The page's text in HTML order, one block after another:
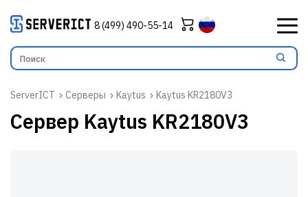
8 (499) 490-55-14
ServerICT Серверы Kaytus Kaytus KR2180V3
Сервер Kaytus KR2180V3